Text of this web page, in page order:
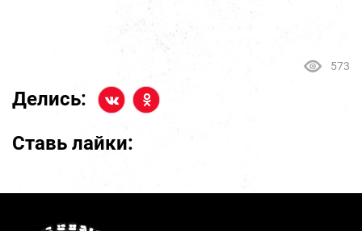
573
Делись:
Ставь лайки: